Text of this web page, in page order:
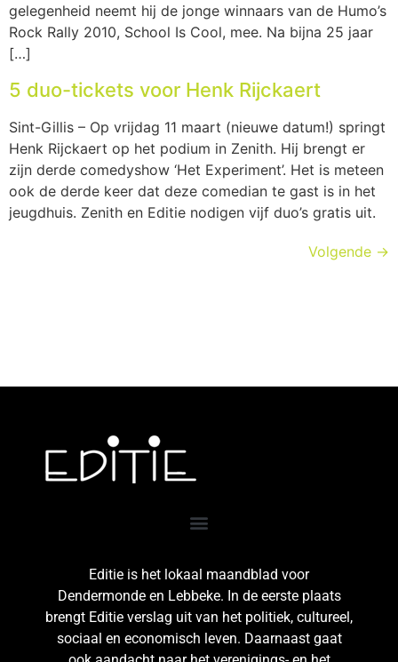
gelegenheid neemt hij de jonge winnaars van de Humo’s
Rock Rally 2010, School Is Cool, mee. Na bijna 25 jaar
[…]
5 duo-tickets voor Henk Rijckaert
Sint-Gillis – Op vrijdag 11 maart (nieuwe datum!) springt
Henk Rijckaert op het podium in Zenith. Hij brengt er
zijn derde comedyshow ‘Het Experiment’. Het is meteen
ook de derde keer dat deze comedian te gast is in het
jeugdhuis. Zenith en Editie nodigen vijf duo’s gratis uit.
Volgende →
Editie is het lokaal maandblad voor
Dendermonde en Lebbeke. In de eerste plaats
brengt Editie verslag uit van het politiek, cultureel,
sociaal en economisch leven. Daarnaast gaat